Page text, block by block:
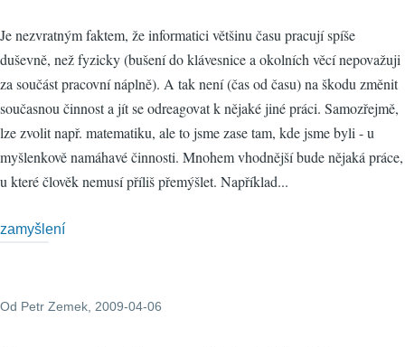
Je nezvratným faktem, že informatici většinu času pracují spíše
duševně, než fyzicky (bušení do klávesnice a okolních věcí nepovažuji
za součást pracovní náplně). A tak není (čas od času) na škodu změnit
současnou činnost a jít se odreagovat k nějaké jiné práci. Samozřejmě,
lze zvolit např. matematiku, ale to jsme zase tam, kde jsme byli - u
myšlenkově namáhavé činnosti. Mnohem vhodnější bude nějaká práce,
u které člověk nemusí příliš přemýšlet. Například...
zamyšlení
Od Petr Zemek , 2009-04-06